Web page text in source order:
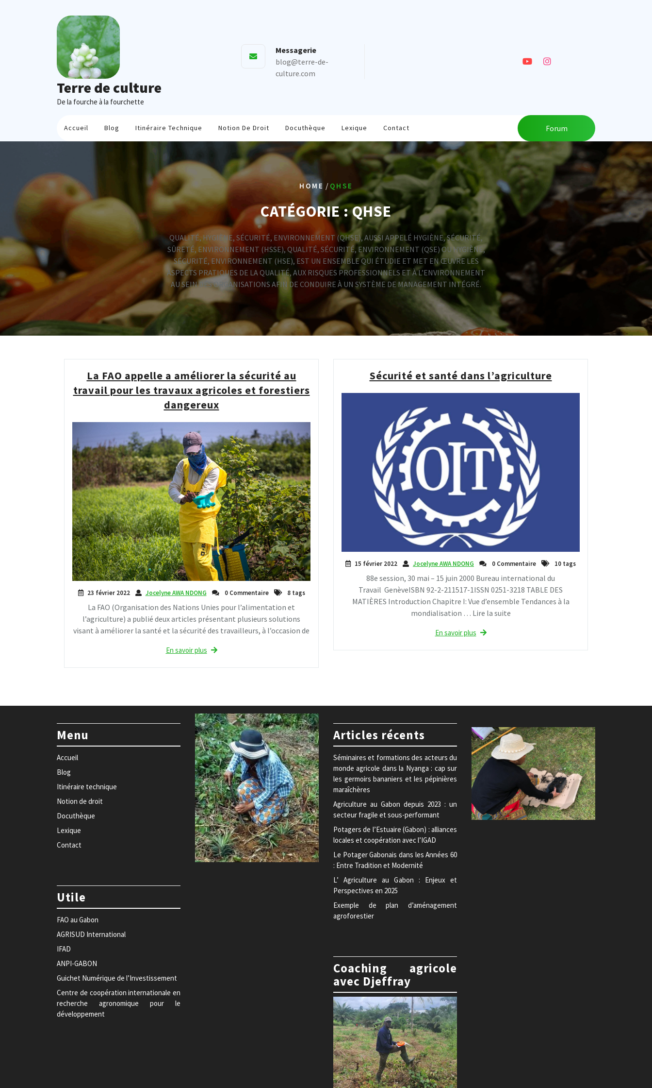
Terre de culture
De la fourche à la fourchette
Messagerie
blog@terre-de-
culture.com
Accueil Blog Itinéraire Technique Notion De Droit Docuthèque Lexique Contact Forum
HOME / QHSE
CATÉGORIE :QHSE
QUALITÉ, HYGIÈNE, SÉCURITÉ, ENVIRONNEMENT (QHSE), AUSSI APPELÉ HYGIÈNE, SÉCURITÉ,
SÛRETÉ, ENVIRONNEMENT (HSSE), QUALITÉ, SÉCURITÉ, ENVIRONNEMENT (QSE) OU HYGIÈNE,
SÉCURITÉ, ENVIRONNEMENT (HSE), EST UN ENSEMBLE QUI ÉTUDIE ET MET EN ŒUVRE LES
ASPECTS PRATIQUES DE LA QUALITÉ, AUX RISQUES PROFESSIONNELS ET À L’ENVIRONNEMENT
AU SEIN DES ORGANISATIONS AFIN DE CONDUIRE À UN SYSTÈME DE MANAGEMENT INTÉGRÉ.
La FAO appelle a améliorer la sécurité au
travail pour les travaux agricoles et forestiers
dangereux
23 février 2022 Jocelyne AWA NDONG 0 Commentaire 8 tags
La FAO (Organisation des Nations Unies pour l’alimentation et
l’agriculture) a publié deux articles présentant plusieurs solutions
visant à améliorer la santé et la sécurité des travailleurs, à l’occasion de
En savoir plus
Sécurité et santé dans l’agriculture
15 février 2022 Jocelyne AWA NDONG 0 Commentaire 10 tags
88e session, 30 mai – 15 juin 2000 Bureau international du
Travail GenèveISBN 92-2-211517-1ISSN 0251-3218 TABLE DES
MATIÈRES Introduction Chapitre I: Vue d’ensemble Tendances à la
mondialisation … Lire la suite
En savoir plus
Menu
Accueil
Blog
Itinéraire technique
Notion de droit
Docuthèque
Lexique
Contact
Utile
FAO au Gabon
AGRISUD International
IFAD
ANPI-GABON
Guichet Numérique de l’Investissement
Centre de coopération internationale en
recherche agronomique pour le
développement
Articles récents
Séminaires et formations des acteurs du
monde agricole dans la Nyanga : cap sur
les germoirs bananiers et les pépinières
maraîchères
Agriculture au Gabon depuis 2023 : un
secteur fragile et sous-performant
Potagers de l’Estuaire (Gabon) : alliances
locales et coopération avec l’IGAD
Le Potager Gabonais dans les Années 60
: Entre Tradition et Modernité
L’ Agriculture au Gabon : Enjeux et
Perspectives en 2025
Exemple de plan d’aménagement
agroforestier
Coaching agricole
avec Djeffray